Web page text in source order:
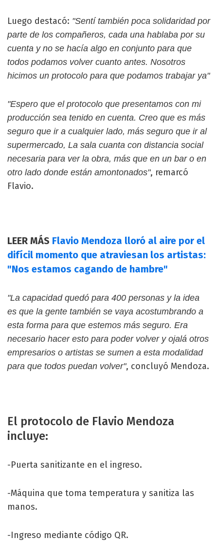
Luego destacó: "Sentí también poca solidaridad por
parte de los compañeros, cada una hablaba por su
cuenta y no se hacía algo en conjunto para que
todos podamos volver cuanto antes. Nosotros
hicimos un protocolo para que podamos trabajar ya"
"Espero que el protocolo que presentamos con mi
producción sea tenido en cuenta. Creo que es más
seguro que ir a cualquier lado, más seguro que ir al
supermercado, La sala cuanta con distancia social
necesaria para ver la obra, más que en un bar o en
otro lado donde están amontonados", remarcó
Flavio.
LEER MÁS Flavio Mendoza lloró al aire por el
difícil momento que atraviesan los artistas:
"Nos estamos cagando de hambre"
"La capacidad quedó para 400 personas y la idea
es que la gente también se vaya acostumbrando a
esta forma para que estemos más seguro. Era
necesario hacer esto para poder volver y ojalá otros
empresarios o artistas se sumen a esta modalidad
para que todos puedan volver", concluyó Mendoza.
El protocolo de Flavio Mendoza
incluye:
-Puerta sanitizante en el ingreso.
-Máquina que toma temperatura y sanitiza las
manos.
-Ingreso mediante código QR.